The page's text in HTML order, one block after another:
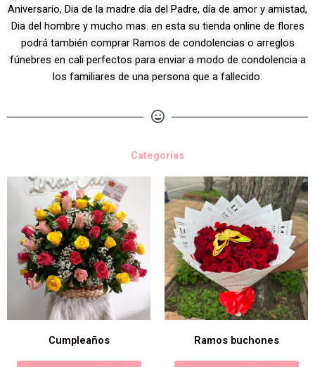
Aniversario, Dia de la madre día del Padre, día de amor y amistad,
Dia del hombre y mucho mas. en esta su tienda online de flores
podrá también comprar Ramos de condolencias o arreglos
fúnebres en cali perfectos para enviar a modo de condolencia a
los familiares de una persona que a fallecido.
Categorias
Cumpleaños Ramos buchones